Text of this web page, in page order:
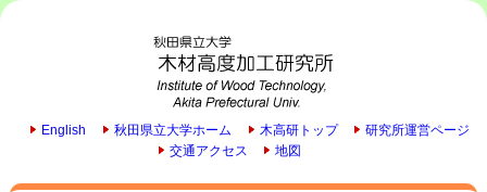
English 秋田県立大学ホーム 木高研トップ
研究所運営ページ
交通アクセス
地図